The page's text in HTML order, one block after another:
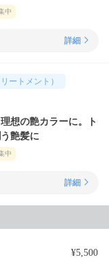
中
詳細
ートメント）
想の艶カラーに。ト
艶髪に
中
詳細
¥5,500